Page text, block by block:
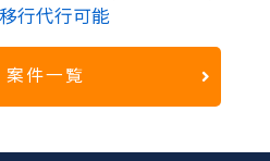
行代行可能
案件一覧